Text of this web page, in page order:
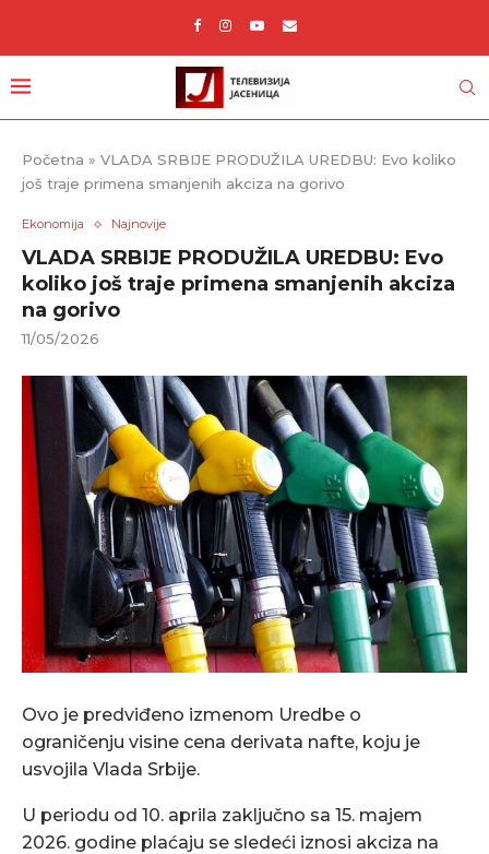
Početna » VLADA SRBIJE PRODUŽILA UREDBU: Evo koliko
još traje primena smanjenih akciza na gorivo
Ekonomija Najnovije
VLADA SRBIJE PRODUŽILA UREDBU: Evo
koliko još traje primena smanjenih akciza
na gorivo
11/05/2026
Ovo je predviđeno izmenom Uredbe o
ograničenju visine cena derivata nafte, koju je
usvojila Vlada Srbije.
U periodu od 10. aprila zaključno sa 15. majem
2026. godine plaćaju se sledeći iznosi akciza na